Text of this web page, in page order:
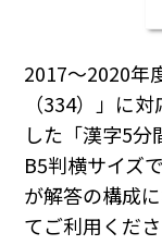
2017～2020
（334）」に
した「漢字5分
B5判横サイズ
が解答の構成
てご利用くださ